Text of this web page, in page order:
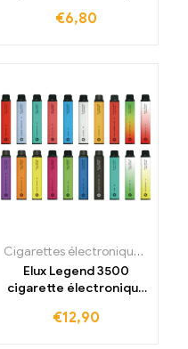
€6,80
,Cigarettes électroniques
Cigarettes électroniques jetables
Elux Legend 3500
cigarette électronique
€12,90